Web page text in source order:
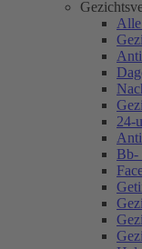
Alle
24-
Bb-